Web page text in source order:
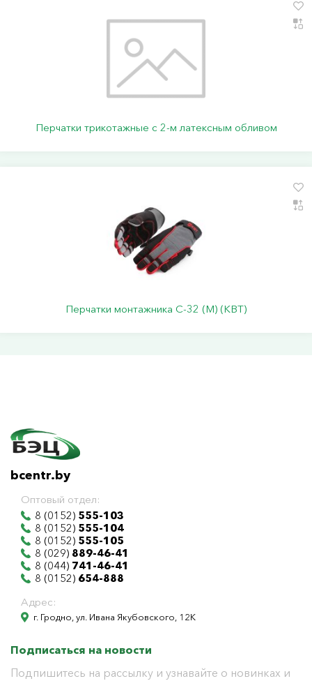
Перчатки трикотажные с 2-м латексным обливом
Перчатки монтажника С-32 (M) (КВТ)
bcentr.by
Оптовый отдел:
8 (0152) 555-103
8 (0152) 555-104
8 (0152) 555-105
8 (029) 889-46-41
8 (044) 741-46-41
8 (0152) 654-888
Адрес:
г. Гродно, ул. Ивана Якубовского, 12К
Подписаться на новости
Подпишитесь на рассылку и узнавайте о новинках и